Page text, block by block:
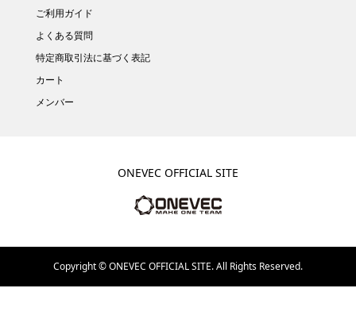
ご利用ガイド
よくある質問
特定商取引法に基づく表記
カート
メンバー
ONEVEC OFFICIAL SITE
Copyright ©ONEVEC OFFICIAL SITE. All Rights Reserved.